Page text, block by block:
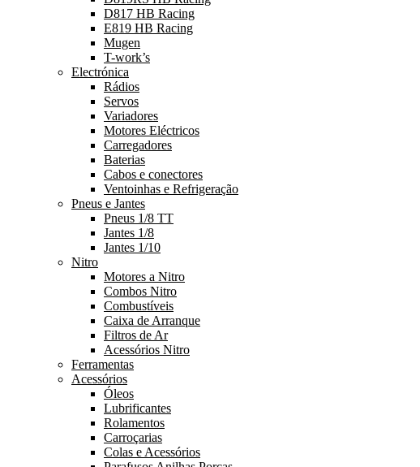
D817 HB Racing
E819 HB Racing
Mugen
T-work’s
Electrónica
Rádios
Servos
Variadores
Motores Eléctricos
Carregadores
Baterias
Cabos e conectores
Ventoinhas e Refrigeração
Pneus e Jantes
Pneus 1/8 TT
Jantes 1/8
Jantes 1/10
Nitro
Motores a Nitro
Combos Nitro
Combustíveis
Caixa de Arranque
Filtros de Ar
Acessórios Nitro
Ferramentas
Acessórios
Óleos
Lubrificantes
Rolamentos
Carroçarias
Colas e Acessórios